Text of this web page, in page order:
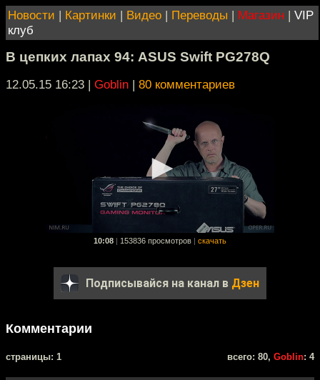
Новости | Картинки | Видео | Переводы | Магазин | VIP
клуб
В цепких лапах 94: ASUS Swift PG278Q
12.05.15 16:23 | Goblin | 80 комментариев
10:08 153836 просмотров скачать
Подписывайся на канал в Дзен
Комментарии
cтраницы: 1 всего: 80, Goblin: 4